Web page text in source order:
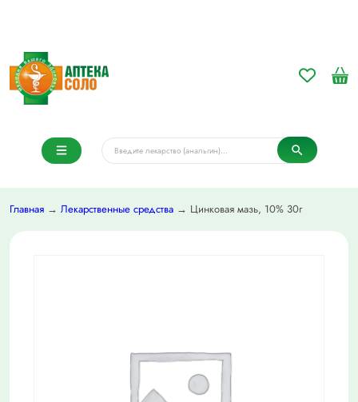
Главная → Лекарственные средства → Цинковая мазь, 10% 30г